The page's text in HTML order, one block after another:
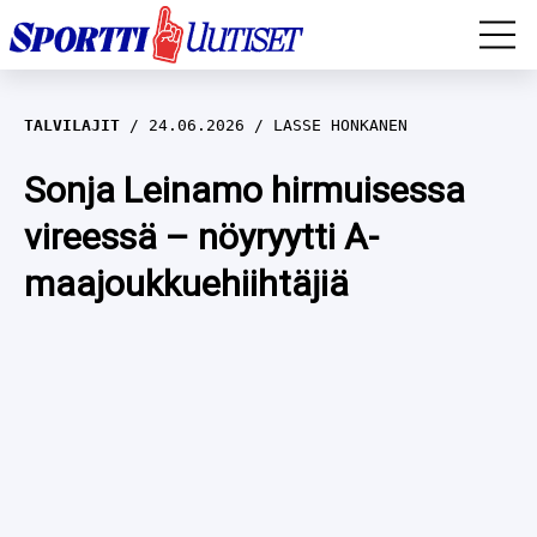
EM-YLEISURHEILU
JÄÄKIEKKO
YLEISURHEILU
WILMA HELTELÄ
TALVILAJIT
TALVILAJIT 24.06.2026 LASSE HONKANEN
Sonja Leinamo hirmuisessa
vireessä – nöyryytti A-
maajoukkuehiihtäjiä